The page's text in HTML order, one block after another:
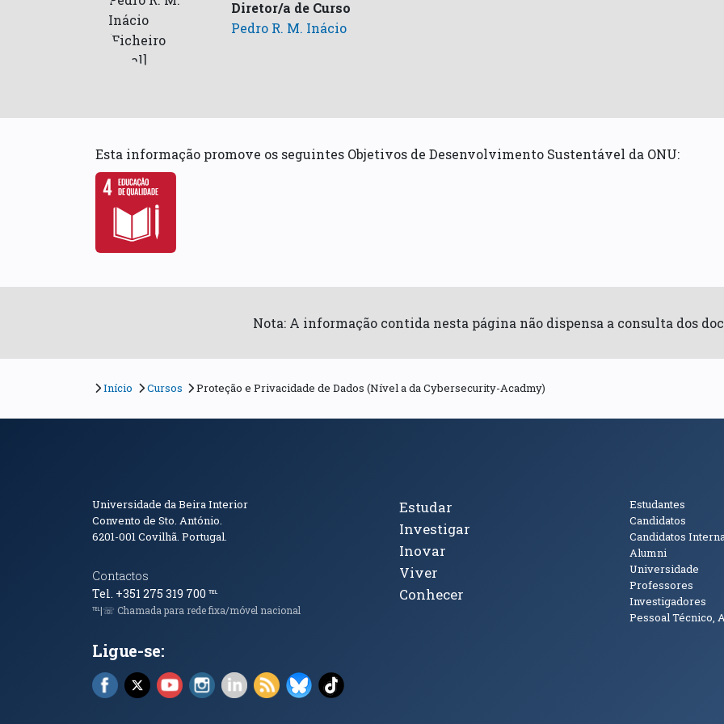
Diretor/a de Curso
Pedro R. M. Inácio
Esta informação promove os seguintes Objetivos de Desenvolvimento Sustentável da ONU:
Nota: A informação contida nesta página não dispensa a consulta dos
Início Cursos Proteção e Privacidade de Dados (Nível a da Cybersecurity-Acadmy)
Informações de Contacto
Universidade da Beira Interior
Convento de Sto. António.
6201-001Covilhã. Portugal.
Contactos
Tel. +351 275 319 700 ℡
℡|☏ Chamada para rede fixa/móvel nacional
Ligue-se:
Facebook (abre em nova janela)
X (abre em nova janela)
YouTube (abre em nova janela)
Instagram (abre em nova janela)
LinkedIn (abre em nova janela)
RSS (abre em nova janela)
Bluesky (abre em nova janela)
TikTok (abre em nova janela)
Tópicos Principais
Estudar
Investigar
Inovar
Viver
Conhecer
Públicos
Estudantes
Candidatos
Candidatos
Alumni
Universidade
Professores
Investigadores
Pessoal Técnico,